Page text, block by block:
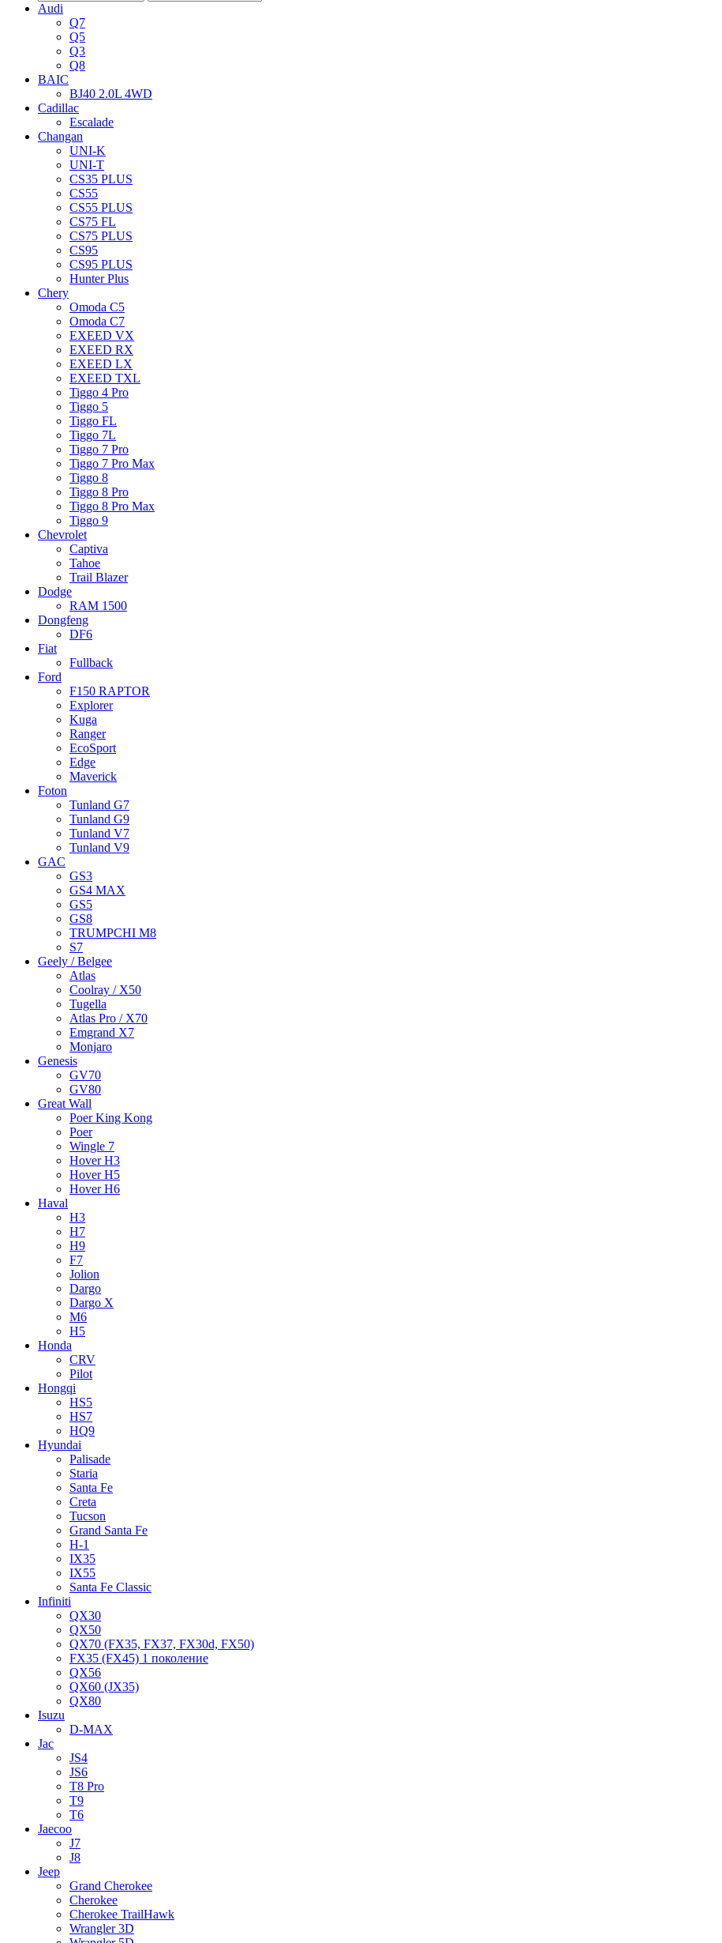
Audi
Q7
Q5
Q3
Q8
BAIC
BJ40 2.0L 4WD
Cadillac
Escalade
Changan
UNI-K
UNI-T
CS35 PLUS
CS55
CS55 PLUS
CS75 FL
CS75 PLUS
CS95
CS95 PLUS
Hunter Plus
Chery
Omoda C5
Omoda C7
EXEED VX
EXEED RX
EXEED LX
EXEED TXL
Tiggo 4 Pro
Tiggo 5
Tiggo FL
Tiggo 7L
Tiggo 7 Pro
Tiggo 7 Pro Max
Tiggo 8
Tiggo 8 Pro
Tiggo 8 Pro Max
Tiggo 9
Chevrolet
Captiva
Tahoe
Trail Blazer
Dodge
RAM 1500
Dongfeng
DF6
Fiat
Fullback
Ford
F150 RAPTOR
Explorer
Kuga
Ranger
EcoSport
Edge
Maverick
Foton
Tunland G7
Tunland G9
Tunland V7
Tunland V9
GAC
GS3
GS4 MAX
GS5
GS8
TRUMPCHI M8
S7
Geely / Belgee
Atlas
Coolray / X50
Tugella
Atlas Pro / X70
Emgrand X7
Monjaro
Genesis
GV70
GV80
Great Wall
Poer King Kong
Poer
Wingle 7
Hover H3
Hover H5
Hover H6
Haval
H3
H7
H9
F7
Jolion
Dargo
Dargo X
M6
H5
Honda
CRV
Pilot
Hongqi
HS5
HS7
HQ9
Hyundai
Palisade
Staria
Santa Fe
Creta
Tucson
Grand Santa Fe
H-1
IX35
IX55
Santa Fe Classic
Infiniti
QX30
QX50
QX70 (FX35, FX37, FX30d, FX50)
FX35 (FX45) 1 поколение
QX56
QX60 (JX35)
QX80
Isuzu
D-MAX
Jac
JS4
JS6
T8 Pro
T9
T6
Jaecoo
J7
J8
Jeep
Grand Cherokee
Cherokee
Cherokee TrailHawk
Wrangler 3D